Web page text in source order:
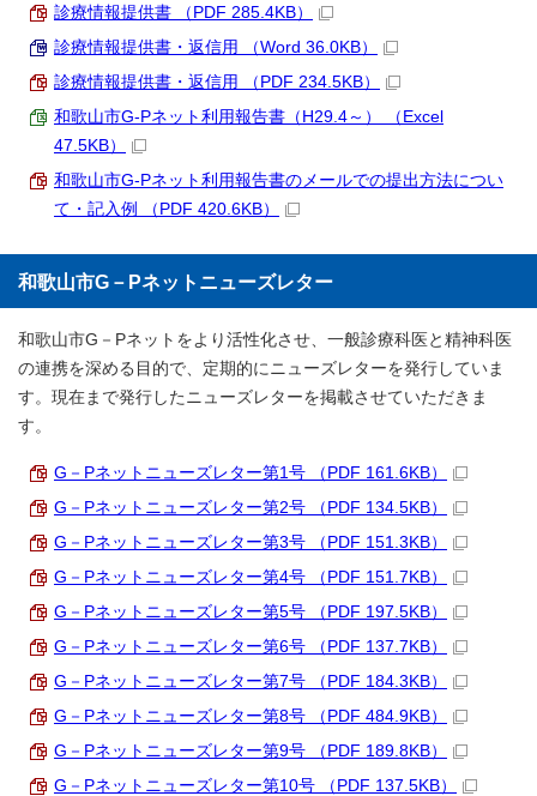
診療情報提供書 （PDF 285.4KB）
診療情報提供書・返信用 （Word 36.0KB）
診療情報提供書・返信用 （PDF 234.5KB）
和歌山市G-Pネット利用報告書（H29.4～） （Excel
47.5KB）
和歌山市G-Pネット利用報告書のメールでの提出方法につい
て・記入例 （PDF 420.6KB）
和歌山市G－Pネットニューズレター
和歌山市G－Pネットをより活性化させ、一般診療科医と精神科医
の連携を深める目的で、定期的にニューズレターを発行していま
す。現在まで発行したニューズレターを掲載させていただきま
す。
G－Pネットニューズレター第1号 （PDF 161.6KB）
G－Pネットニューズレター第2号 （PDF 134.5KB）
G－Pネットニューズレター第3号 （PDF 151.3KB）
G－Pネットニューズレター第4号 （PDF 151.7KB）
G－Pネットニューズレター第5号 （PDF 197.5KB）
G－Pネットニューズレター第6号 （PDF 137.7KB）
G－Pネットニューズレター第7号 （PDF 184.3KB）
G－Pネットニューズレター第8号 （PDF 484.9KB）
G－Pネットニューズレター第9号 （PDF 189.8KB）
G－Pネットニューズレター第10号 （PDF 137.5KB）